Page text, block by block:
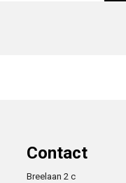
Contact
Breelaan 2 c